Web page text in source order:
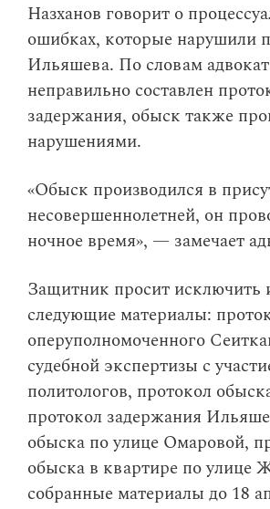
Назханов говорит о
ошибках, которые нарушили
Ильяшева. По словам
неправильно составлен
задержания, обыск также
нарушениями.
«Обыск производился в
несовершеннолетней, он
ночное время», — замечает
Защитник просит исключить
следующие материалы:
оперуполномоченного
судебной экспертизы с
политологов, протокол
протокол задержания
обыска по улице Омаровой,
обыска в квартире по улице
собранные материалы до 18